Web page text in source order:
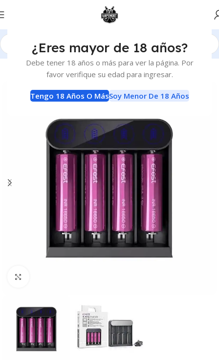
¿Eres mayor de 18 años?
Debe tener 18 años o más para ver la página. Por
favor verifique su edad para ingresar.
Tengo 18 Años O MásSoy Menor De 18 Años
Inicio Baterias y Cargadores Cargadores
-11%